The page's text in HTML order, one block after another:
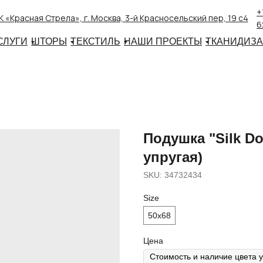
ШТОРЫ ТЕКСТИЛЬ НАШИ ПРОЕКТЫ ТКАНИ
«Красная Стрела», г. Москва, 3-й Красносельский пер, 19 с4
Подушка "Silk
упругая)
SKU: 34732434
Size
50х68
Цена